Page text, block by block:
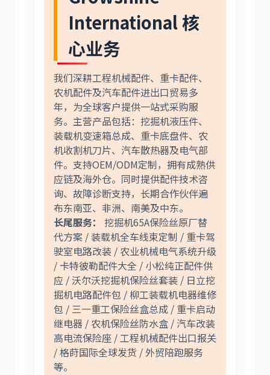
International 核
心业务
我们深耕工程机械配件、重卡配件、
农机配件及汽车配件进出口贸易多
年，为全球客户提供一站式采购服
务。主营产品包括：挖掘机液压件、
装载机变速箱总成、重卡底盘件、农
机收割机刀片、汽车散热器及电气部
件。支持OEM/ODM定制，拥有成熟供
应链及海外仓。同时提供配件技术咨
询、故障诊断支持，长期合作伙伴遍
布东南亚、非洲、南美及中东。
长尾服务：
挖掘机65A保险丝原厂替
代方案 / 装载机全车线束定制 / 重卡驾
驶室电路改装 / 农业机械电气系统升级
/ 卡特彼勒配件大全 / 小松纯正配件供
应 / 沃尔沃挖掘机保险丝套装 / 日立挖
掘机电路配件包 / 柳工装载机电器维修
包 / 三一重工保险丝盒总成 / 重卡启动
继电器 / 农机保险丝防水盒 / 汽车改装
高电流保险座 / 工程机械配件出口报关
/ 格莳国际全球发货 / 外贸陪跑服务
等。